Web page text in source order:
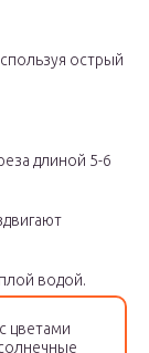
острый
длиной 5-6
водой.
цветами